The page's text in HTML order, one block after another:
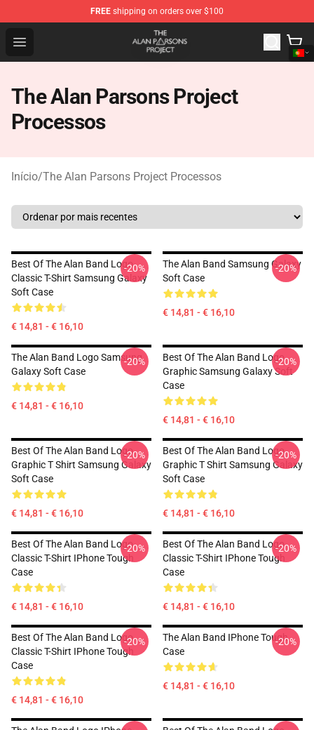
FREE shipping on orders over $100
Open menu
The Alan Parsons Project Store - Official The Alan
The Alan Parsons Project
Processos
Início/The Alan Parsons Project Processos
Best Of The Alan Band Logo
Classic T-Shirt Samsung Galaxy
Soft Case
€ 14,81 - € 16,10
-20%
The Alan Band Samsung Galaxy
Soft Case
€ 14,81 - € 16,10
-20%
The Alan Band Logo Samsung
Galaxy Soft Case
€ 14,81 - € 16,10
-20%
Best Of The Alan Band Logo
Graphic Samsung Galaxy Soft
Case
€ 14,81 - € 16,10
-20%
Best Of The Alan Band Logo
Graphic T Shirt Samsung Galaxy
Soft Case
€ 14,81 - € 16,10
-20%
Best Of The Alan Band Logo
Graphic T Shirt Samsung Galaxy
Soft Case
€ 14,81 - € 16,10
-20%
Best Of The Alan Band Logo
Classic T-Shirt IPhone Tough
Case
€ 14,81 - € 16,10
-20%
Best Of The Alan Band Logo
Classic T-Shirt IPhone Tough
Case
€ 14,81 - € 16,10
-20%
Best Of The Alan Band Logo
Classic T-Shirt IPhone Tough
Case
€ 14,81 - € 16,10
-20%
The Alan Band IPhone Tough
Case
€ 14,81 - € 16,10
-20%